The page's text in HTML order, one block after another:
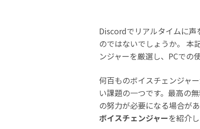
Discordでリアルタイムに声
のではないでしょうか。 本
ンジャーを厳選し、PCでの
何百ものボイスチェンジャ
い課題の一つです。最高の
の努力が必要になる場合が
ボイスチェンジャーを紹介し